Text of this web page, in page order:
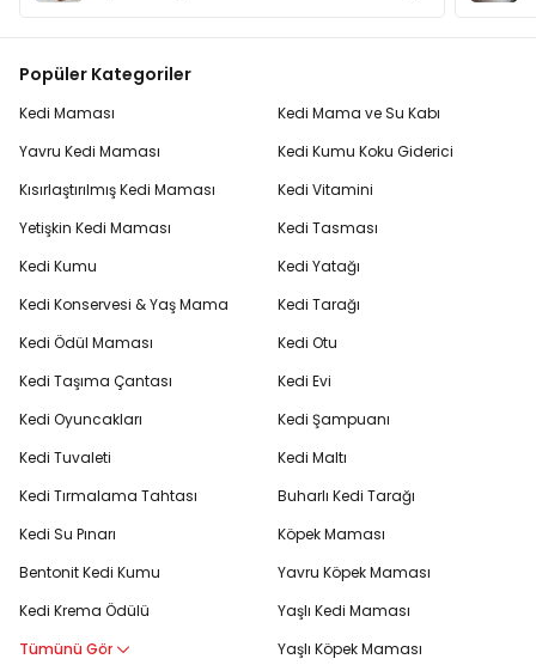
Popüler Kategoriler
Kedi Maması
Yavru Kedi Maması
Kısırlaştırılmış Kedi Maması
Yetişkin Kedi Maması
Kedi Kumu
Kedi Konservesi & Yaş Mama
Kedi Ödül Maması
Kedi Taşıma Çantası
Kedi Oyuncakları
Kedi Tuvaleti
Kedi Tırmalama Tahtası
Kedi Su Pınarı
Bentonit Kedi Kumu
Kedi Krema Ödülü
Tümünü Gör
Kedi Mama ve Su Kabı
Kedi Kumu Koku Giderici
Kedi Vitamini
Kedi Tasması
Kedi Yatağı
Kedi Tarağı
Kedi Otu
Kedi Evi
Kedi Şampuanı
Kedi Maltı
Buharlı Kedi Tarağı
Köpek Maması
Yavru Köpek Maması
Yaşlı Kedi Maması
Yaşlı Köpek Maması